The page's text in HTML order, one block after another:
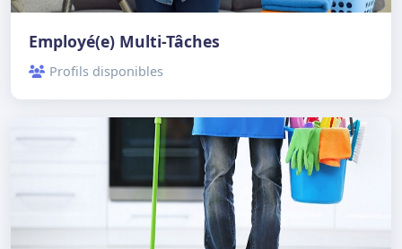
Employé(e) Multi-Tâches
Profils disponibles